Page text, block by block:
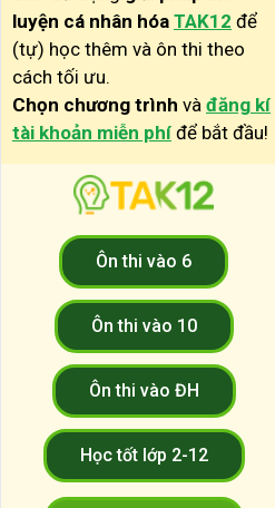
luyện cá nhân hóa TAK12 để
(tự) học thêm và ôn thi theo
cách tối ưu.
Chọn chương trình và đăng kí
tài khoản miễn phí để bắt đầu!
Ôn thi vào 6
Ôn thi vào 10
Ôn thi vào ĐH
Học tốt lớp 2-12